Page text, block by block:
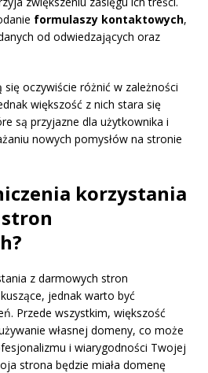
formulaszy kontaktowych,
od odwiedzających oraz
oczywiście różnić w zależności
większość z nich stara się
są przyjazne dla użytkownika i
nowych pomysłów na stronie
korzystania
z darmowych stron
jednak warto być
Przede wszystkim, większość
własnej domeny, co może
i wiarygodności Twojej
strona będzie miała domenę